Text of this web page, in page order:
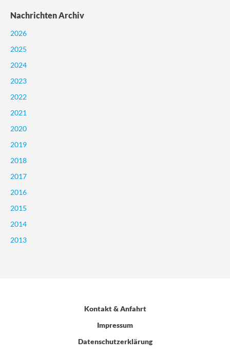
Nachrichten Archiv
2026
2025
2024
2023
2022
2021
2020
2019
2018
2017
2016
2015
2014
2013
Kontakt & Anfahrt
Impressum
Datenschutzerklärung